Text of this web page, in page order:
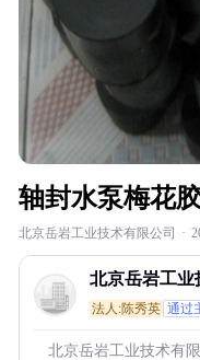
轴封水泵梅花
北京岳岩工业技术有限公司 ·
北京岳岩工业
法人:陈秀英 通过
北京岳岩工业技术有